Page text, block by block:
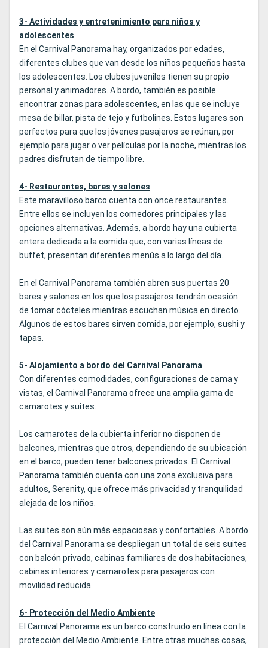
3- Actividades y entretenimiento para niños y
adolescentes
En el Carnival Panorama hay, organizados por edades,
diferentes clubes que van desde los niños pequeños hasta
los adolescentes. Los clubes juveniles tienen su propio
personal y animadores. A bordo, también es posible
encontrar zonas para adolescentes, en las que se incluye
mesa de billar, pista de tejo y futbolines. Estos lugares son
perfectos para que los jóvenes pasajeros se reúnan, por
ejemplo para jugar o ver películas por la noche, mientras los
padres disfrutan de tiempo libre.
4- Restaurantes, bares y salones
Este maravilloso barco cuenta con once restaurantes.
Entre ellos se incluyen los comedores principales y las
opciones alternativas. Además, a bordo hay una cubierta
entera dedicada a la comida que, con varias líneas de
buffet, presentan diferentes menús a lo largo del día.
En el Carnival Panorama también abren sus puertas 20
bares y salones en los que los pasajeros tendrán ocasión
de tomar cócteles mientras escuchan música en directo.
Algunos de estos bares sirven comida, por ejemplo, sushi y
tapas.
5- Alojamiento a bordo del Carnival Panorama
Con diferentes comodidades, configuraciones de cama y
vistas, el Carnival Panorama ofrece una amplia gama de
camarotes y suites.
Los camarotes de la cubierta inferior no disponen de
balcones, mientras que otros, dependiendo de su ubicación
en el barco, pueden tener balcones privados. El Carnival
Panorama también cuenta con una zona exclusiva para
adultos, Serenity, que ofrece más privacidad y tranquilidad
alejada de los niños.
Las suites son aún más espaciosas y confortables. A bordo
del Carnival Panorama se despliegan un total de seis suites
con balcón privado, cabinas familiares de dos habitaciones,
cabinas interiores y camarotes para pasajeros con
movilidad reducida.
6- Protección del Medio Ambiente
El Carnival Panorama es un barco construido en línea con la
protección del Medio Ambiente. Entre otras muchas cosas,